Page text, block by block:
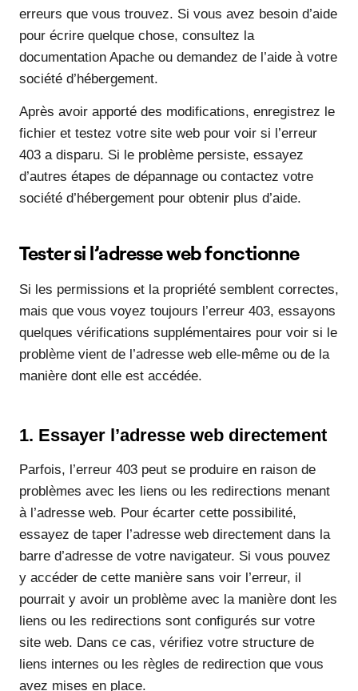
erreurs que vous trouvez. Si vous avez besoin d’aide
pour écrire quelque chose, consultez la
documentation Apache ou demandez de l’aide à votre
société d’hébergement.
Après avoir apporté des modifications, enregistrez le
fichier et testez votre site web pour voir si l’erreur
403 a disparu. Si le problème persiste, essayez
d’autres étapes de dépannage ou contactez votre
société d’hébergement pour obtenir plus d’aide.
Tester si l’adresse web fonctionne
Si les permissions et la propriété semblent correctes,
mais que vous voyez toujours l’erreur 403, essayons
quelques vérifications supplémentaires pour voir si le
problème vient de l’adresse web elle-même ou de la
manière dont elle est accédée.
1. Essayer l’adresse web directement
Parfois, l’erreur 403 peut se produire en raison de
problèmes avec les liens ou les redirections menant
à l’adresse web. Pour écarter cette possibilité,
essayez de taper l’adresse web directement dans la
barre d’adresse de votre navigateur. Si vous pouvez
y accéder de cette manière sans voir l’erreur, il
pourrait y avoir un problème avec la manière dont les
liens ou les redirections sont configurés sur votre
site web. Dans ce cas, vérifiez votre structure de
liens internes ou les règles de redirection que vous
avez mises en place.